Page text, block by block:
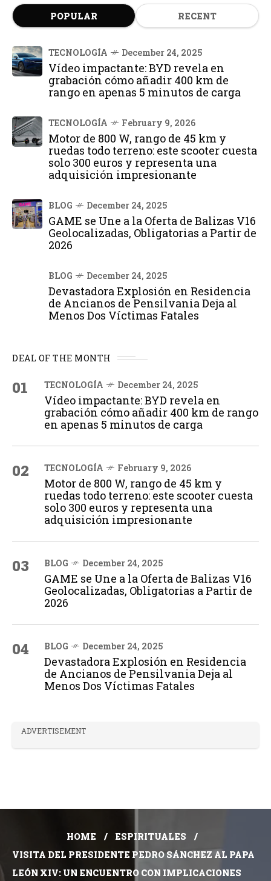
POPULAR RECENT
TECNOLOGÍA December 24, 2025
Vídeo impactante: BYD revela en
grabación cómo añadir 400 km de
rango en apenas 5 minutos de carga
TECNOLOGÍA February 9, 2026
Motor de 800 W, rango de 45 km y
ruedas todo terreno: este scooter cuesta
solo 300 euros y representa una
adquisición impresionante
BLOG December 24, 2025
GAME se Une a la Oferta de Balizas V16
Geolocalizadas, Obligatorias a Partir de
2026
BLOG December 24, 2025
Devastadora Explosión en Residencia
de Ancianos de Pensilvania Deja al
Menos Dos Víctimas Fatales
DEAL OF THE MONTH
01 TECNOLOGÍA December 24, 2025
Vídeo impactante: BYD revela en
grabación cómo añadir 400 km de rango
en apenas 5 minutos de carga
02 TECNOLOGÍA February 9, 2026
Motor de 800 W, rango de 45 km y
ruedas todo terreno: este scooter cuesta
solo 300 euros y representa una
adquisición impresionante
03 BLOG December 24, 2025
GAME se Une a la Oferta de Balizas V16
Geolocalizadas, Obligatorias a Partir de
2026
04 BLOG December 24, 2025
Devastadora Explosión en Residencia
de Ancianos de Pensilvania Deja al
Menos Dos Víctimas Fatales
ADVERTISEMENT
HOME
ESPIRITUALES
VISITA DEL PRESIDENTE PEDRO SÁNCHEZ AL PAPA
LEÓN XIV: UN ENCUENTRO CON IMPLICACIONES